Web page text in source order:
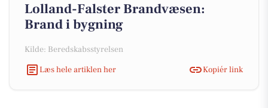
Lolland-Falster Brandvæsen:
Brand i bygning
Kilde: Beredskabsstyrelsen
Læs hele artiklen her
Kopiér link